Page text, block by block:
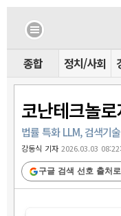
종합 정치/사회
코난테크놀
법률 특화 LLM, 검색기
강동식 기자2026.03.03
구글 검색 선호 출처